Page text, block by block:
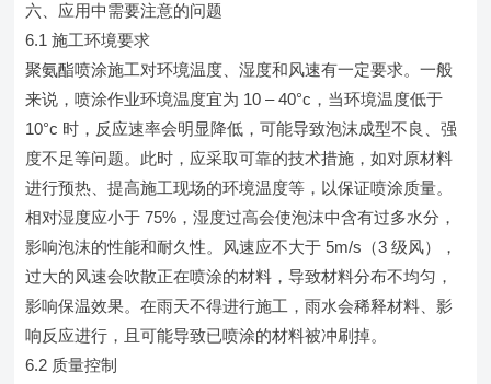
六、应用中需要注意的问题
6.1 施工环境要求
聚氨酯喷涂施工对环境温度、湿度和风速有一定要求。一般
来说，喷涂作业环境温度宜为 10 – 40°c，当环境温度低于
10°c 时，反应速率会明显降低，可能导致泡沫成型不良、强
度不足等问题。此时，应采取可靠的技术措施，如对原材料
进行预热、提高施工现场的环境温度等，以保证喷涂质量。
相对湿度应小于 75%，湿度过高会使泡沫中含有过多水分，
影响泡沫的性能和耐久性。风速应不大于 5m/s（3 级风），
过大的风速会吹散正在喷涂的材料，导致材料分布不均匀，
影响保温效果。在雨天不得进行施工，雨水会稀释材料、影
响反应进行，且可能导致已喷涂的材料被冲刷掉。
6.2 质量控制